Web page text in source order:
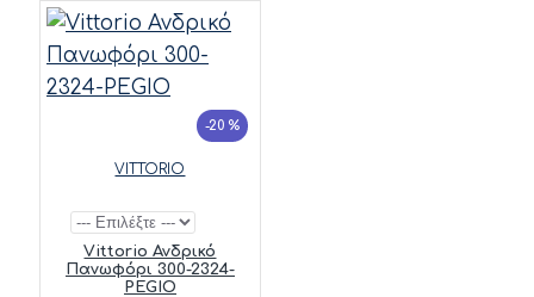
-20 %
VITTORIO
Vittorio Ανδρικό
Πανωφόρι 300-2324-
PEGIO